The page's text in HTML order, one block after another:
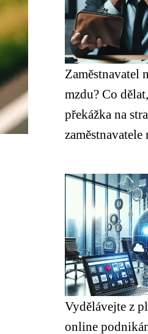
Zaměstnavatel
mzdu? Co
překážka na
zaměstnavatele
Vydělávejte z
online